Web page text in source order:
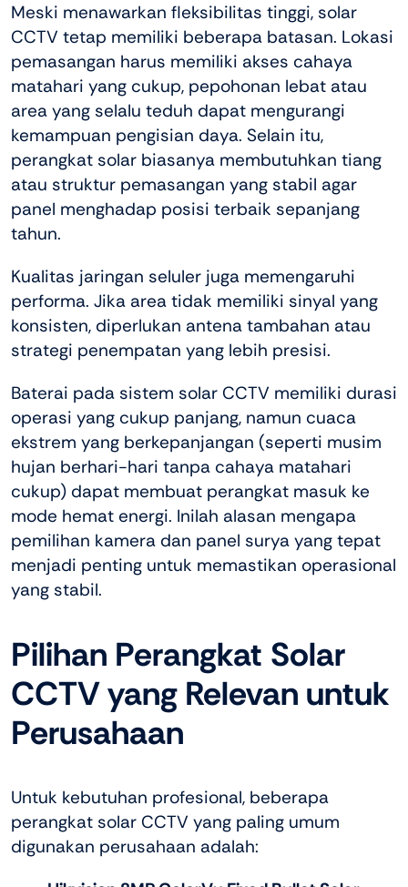
Meski menawarkan fleksibilitas tinggi, solar
CCTV tetap memiliki beberapa batasan. Lokasi
pemasangan harus memiliki akses cahaya
matahari yang cukup, pepohonan lebat atau
area yang selalu teduh dapat mengurangi
kemampuan pengisian daya. Selain itu,
perangkat solar biasanya membutuhkan tiang
atau struktur pemasangan yang stabil agar
panel menghadap posisi terbaik sepanjang
tahun.
Kualitas jaringan seluler juga memengaruhi
performa. Jika area tidak memiliki sinyal yang
konsisten, diperlukan antena tambahan atau
strategi penempatan yang lebih presisi.
Baterai pada sistem solar CCTV memiliki durasi
operasi yang cukup panjang, namun cuaca
ekstrem yang berkepanjangan (seperti musim
hujan berhari-hari tanpa cahaya matahari
cukup) dapat membuat perangkat masuk ke
mode hemat energi. Inilah alasan mengapa
pemilihan kamera dan panel surya yang tepat
menjadi penting untuk memastikan operasional
yang stabil.
Pilihan Perangkat Solar
CCTV yang Relevan untuk
Perusahaan
Untuk kebutuhan profesional, beberapa
perangkat solar CCTV yang paling umum
digunakan perusahaan adalah: